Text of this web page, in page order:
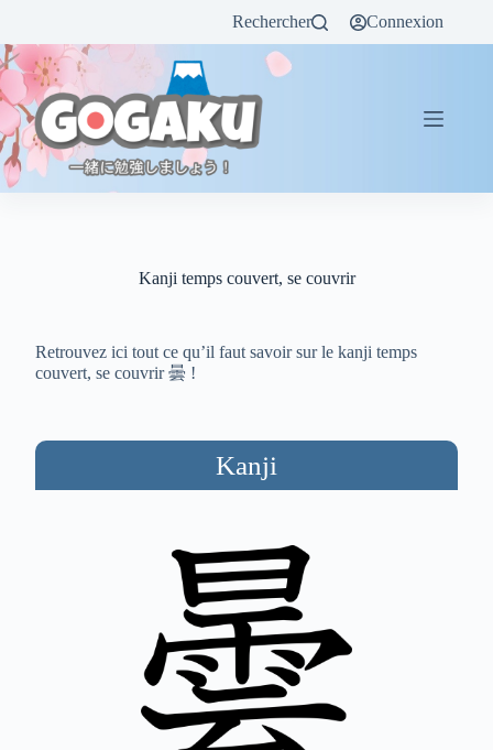
Rechercher Connexion
Kanji temps couvert, se couvrir
Retrouvez ici tout ce qu’il faut savoir sur le kanji temps
couvert, se couvrir 曇 !
Kanji